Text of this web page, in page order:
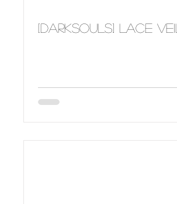
[DarkSouls] Lace veil